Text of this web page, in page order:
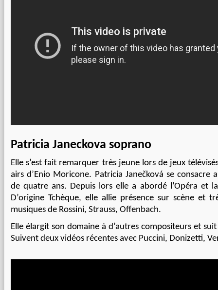
Patricia Janeckova soprano
Elle s’est fait remarquer très jeune lors de jeux
airs d’Enio Moricone. Patricia Janečková se consacre
de quatre ans. Depuis lors elle a abordé l’Opéra et
D’origine Tchèque, elle allie présence sur scène et
musiques de Rossini, Strauss, Offenbach.
Elle élargit son domaine à d’autres compositeurs et
Suivent deux vidéos récentes avec Puccini, Donizetti,